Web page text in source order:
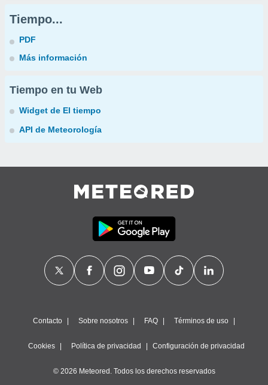
Tiempo...
PDF
Más información
Tiempo en tu Web
Widget de El tiempo
API de Meteorología
Contacto Sobre nosotros FAQ Términos de uso
Cookies Política de privacidad Configuración de privacidad
© 2026 Meteored. Todos los derechos reservados